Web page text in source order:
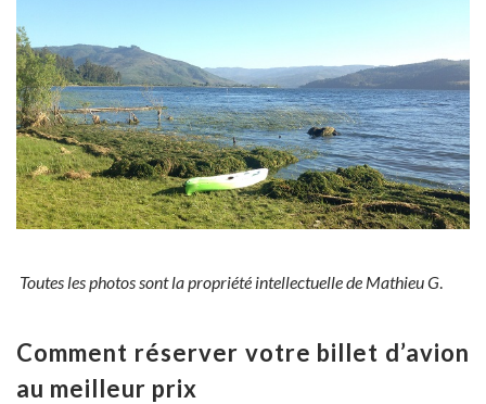
Toutes les photos sont la propriété intellectuelle de Mathieu G
Comment réserver votre billet d’avion
au meilleur prix